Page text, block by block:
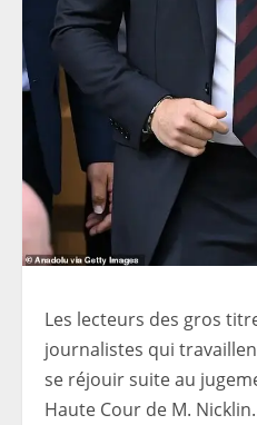
Les lecteurs des gros
journalistes qui
se réjouir suite au
Haute Cour de M. Nicklin.